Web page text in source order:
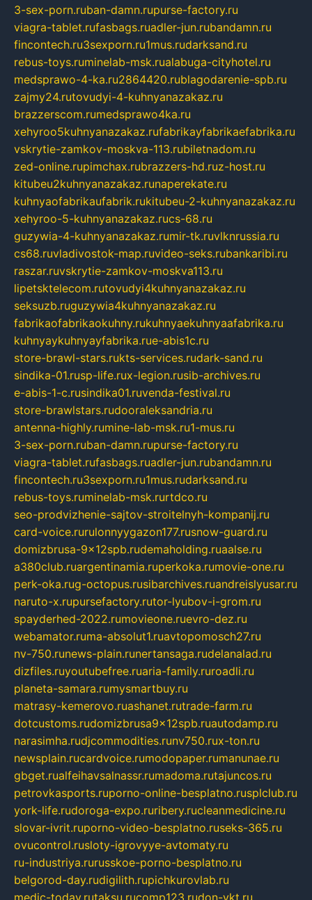
3-sex-porn.ruban-damn.rupurse-factory.ru
viagra-tablet.rufasbags.ruadler-jun.rubandamn.ru
fincontech.ru3sexporn.ru1mus.rudarksand.ru
rebus-toys.ruminelab-msk.rualabuga-cityhotel.ru
medsprawo-4-ka.ru2864420.rublagodarenie-spb.ru
zajmy24.rutovudyi-4-kuhnyanazakaz.ru
brazzerscom.rumedsprawo4ka.ru
xehyroo5kuhnyanazakaz.rufabrikayfabrikaefabrika.ru
vskrytie-zamkov-moskva-113.rubiletnadom.ru
zed-online.rupimchax.rubrazzers-hd.ruz-host.ru
kitubeu2kuhnyanazakaz.runaperekate.ru
kuhnyaofabrikaufabrik.rukitubeu-2-kuhnyanazakaz.ru
xehyroo-5-kuhnyanazakaz.rucs-68.ru
guzywia-4-kuhnyanazakaz.rumir-tk.ruvlknrussia.ru
cs68.ruvladivostok-map.ruvideo-seks.rubankaribi.ru
raszar.ruvskrytie-zamkov-moskva113.ru
lipetsktelecom.rutovudyi4kuhnyanazakaz.ru
seksuzb.ruguzywia4kuhnyanazakaz.ru
fabrikaofabrikaokuhny.rukuhnyaekuhnyaafabrika.ru
kuhnyaykuhnyayfabrika.rue-abis1c.ru
store-brawl-stars.rukts-services.rudark-sand.ru
sindika-01.rusp-life.rux-legion.rusib-archives.ru
e-abis-1-c.rusindika01.ruvenda-festival.ru
store-brawlstars.rudooraleksandria.ru
antenna-highly.rumine-lab-msk.ru1-mus.ru
3-sex-porn.ruban-damn.rupurse-factory.ru
viagra-tablet.rufasbags.ruadler-jun.rubandamn.ru
fincontech.ru3sexporn.ru1mus.rudarksand.ru
rebus-toys.ruminelab-msk.rurtdco.ru
seo-prodvizhenie-sajtov-stroitelnyh-kompanij.ru
card-voice.rurulonnyygazon177.rusnow-guard.ru
domizbrusa-9x12spb.rudemaholding.ruaalse.ru
a380club.ruargentinamia.ruperkoka.rumovie-one.ru
perk-oka.rug-octopus.rusibarchives.ruandreislyusar.ru
naruto-x.rupursefactory.rutor-lyubov-i-grom.ru
spayderhed-2022.rumovieone.ruevro-dez.ru
webamator.ruma-absolut1.ruavtopomosch27.ru
nv-750.runews-plain.runertansaga.rudelanalad.ru
dizfiles.ruyoutubefree.ruaria-family.ruroadli.ru
planeta-samara.rumysmartbuy.ru
matrasy-kemerovo.ruashanet.rutrade-farm.ru
dotcustoms.rudomizbrusa9x12spb.ruautodamp.ru
narasimha.rudjcommodities.runv750.rux-ton.ru
newsplain.rucardvoice.rumodopaper.rumanunae.ru
gbget.rualfeihavsalnassr.rumadoma.rutajuncos.ru
petrovkasports.ruporno-online-besplatno.rusplclub.ru
york-life.rudoroga-expo.ruribery.rucleanmedicine.ru
slovar-ivrit.ruporno-video-besplatno.ruseks-365.ru
ovucontrol.rusloty-igrovyye-avtomaty.ru
ru-industriya.rurusskoe-porno-besplatno.ru
belgorod-day.rudigilith.rupichkurovlab.ru
medic-today.rutaksu.rucomp123.rudon-ykt.ru